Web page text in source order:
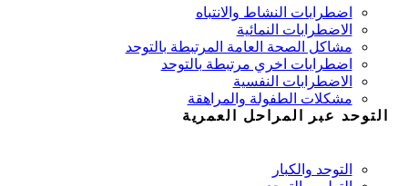
اضطرابات النشاط والانتباه
الاضطرابات النمائية
مشاكل الصحة العامة المرتبطة بالتوحد
اضطرابات اخري مرتبطة بالتوحد
الاضطرابات النفسية
مشكلات الطفولة والمراهقة
التوحد عبر المراحل العمرية
التوحد والكبار